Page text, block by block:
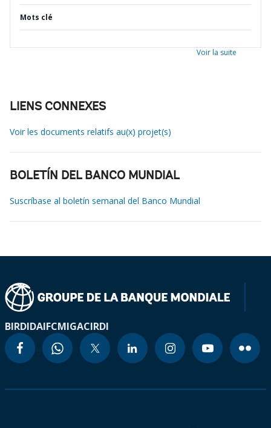
Mots clé
Voir la suite
LIENS CONNEXES
Voir les documents relatifs au(x) projet(s)
BOLETÍN DEL BANCO MUNDIAL
Suscríbase al boletín semanal del Banco Mundial
BIRDIDAIFCMIGACIRDI